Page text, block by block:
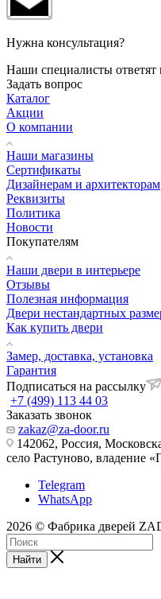
Нужна консультация?
Наши специалисты
Задать вопрос
Каталог
Акции
О компании
Наши магазины
Сертификаты
Дизайнерам и архитекторам
Реквизиты
Политика
Новости
Покупателям
Наши двери в интерьере
Отзывы
Полезная информация
Двери нестандартных
Как купить двери
Замер, доставка, установка
Гарантия
Подписаться на рассылку
+7 (499) 113 44 03
Заказать звонок
zakaz@za-door.ru
142062, Россия,
село Растуново, владение
Telegram
WhatsApp
2026 © Фабрика дверей
Найти